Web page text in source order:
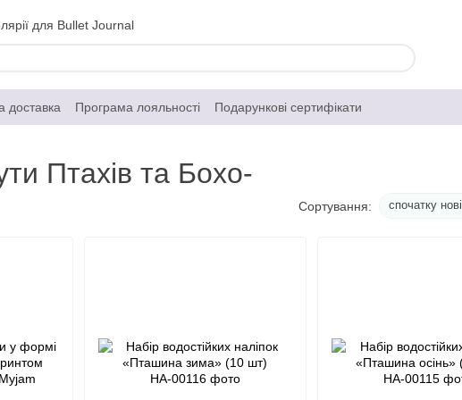
для Bullet Journal
доставка Програма лояльності
Подарункові сертифікати
Контактна інформація
Договір публічної оферти
Птахів та Бохо-
Сортування: спочатку нові